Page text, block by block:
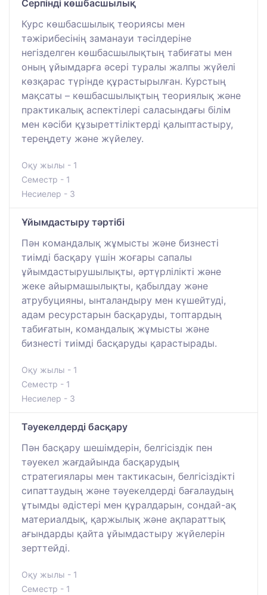
Серпінді көшбасшылық
Курс көшбасшылық теориясы мен
тәжірибесінің заманауи тәсілдеріне
негізделген көшбасшылықтың табиғаты мен
оның ұйымдарға әсері туралы жалпы жүйелі
көзқарас түрінде құрастырылған. Курстың
мақсаты – көшбасшылықтың теориялық және
практикалық аспектілері саласындағы білім
мен кәсіби құзыреттіліктерді қалыптастыру,
тереңдету және жүйелеу.
Оқу жылы - 1
Семестр - 1
Несиелер - 3
Ұйымдастыру тәртібі
Пән командалық жұмысты және бизнесті
тиімді басқару үшін жоғары сапалы
ұйымдастырушылықты, әртүрлілікті және
жеке айырмашылықты, қабылдау және
атрубуцияны, ынталандыру мен күшейтуді,
адам ресурстарын басқаруды, топтардың
табиғатын, командалық жұмысты және
бизнесті тиімді басқаруды қарастырады.
Оқу жылы - 1
Семестр - 1
Несиелер - 3
Тәуекелдерді басқару
Пән басқару шешімдерін, белгісіздік пен
тәуекел жағдайында басқарудың
стратегиялары мен тактикасын, белгісіздікті
сипаттаудың және тәуекелдерді бағалаудың
ұтымды әдістері мен құралдарын, сондай-ақ
материалдық, қаржылық және ақпараттық
ағындарды қайта ұйымдастыру жүйелерін
зерттейді.
Оқу жылы - 1
Семестр - 1